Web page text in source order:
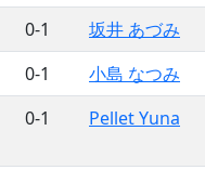
0-1
坂井 あづみ
0-1
小島 なつみ
0-1 Pellet Yuna